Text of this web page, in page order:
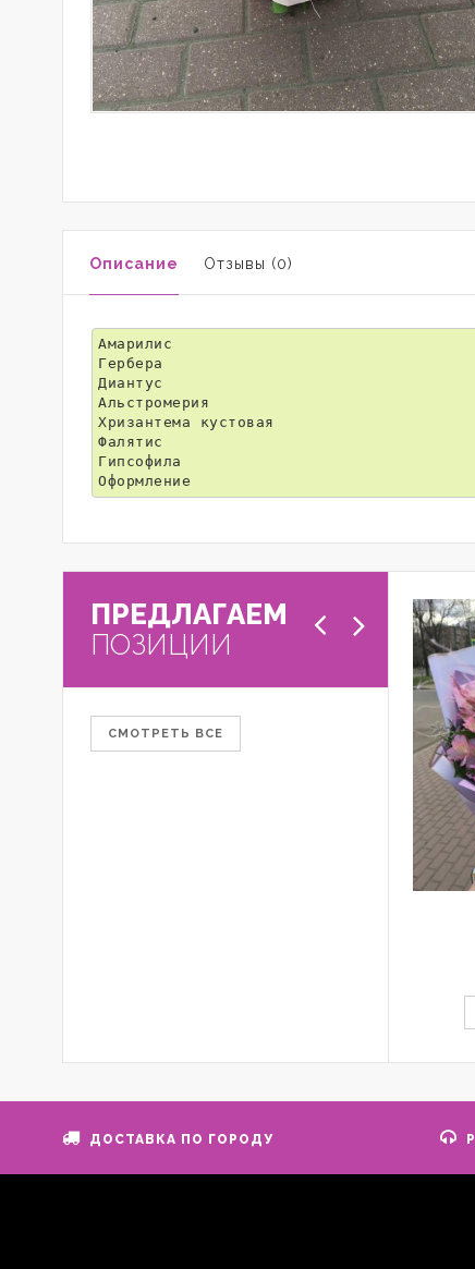
Описание Отзывы (0)
Амарилис
Гербера
Диантус
Альстромерия
Хризантема кустовая
Фалятис
Гипсофила
Оформление
ПРЕДЛАГАЕМ
ПОЗИЦИИ
СМОТРЕТЬ ВСЕ
ДОСТАВКА ПО ГОРОДУ